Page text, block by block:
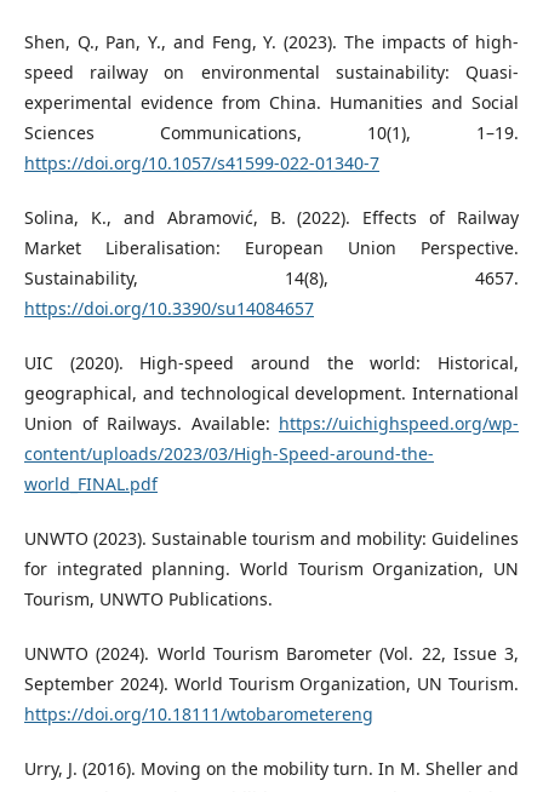
Shen, Q., Pan, Y., and Feng, Y. (2023). The impacts of high-
speed railway on environmental sustainability: Quasi-
experimental evidence from China. Humanities and Social
Sciences Communications, 10(1), 1–19.
https://doi.org/10.1057/s41599-022-01340-7
Solina, K., and Abramović, B. (2022). Effects of Railway
Market Liberalisation: European Union Perspective.
Sustainability, 14(8), 4657.
https://doi.org/10.3390/su14084657
UIC (2020). High-speed around the world: Historical,
geographical, and technological development. International
Union of Railways. Available: https://uichighspeed.org/wp-
content/uploads/2023/03/High-Speed-around-the-
world_FINAL.pdf
UNWTO (2023). Sustainable tourism and mobility: Guidelines
for integrated planning. World Tourism Organization, UN
Tourism, UNWTO Publications.
UNWTO (2024). World Tourism Barometer (Vol. 22, Issue 3,
September 2024). World Tourism Organization, UN Tourism.
https://doi.org/10.18111/wtobarometereng
Urry, J. (2016). Moving on the mobility turn. In M. Sheller and